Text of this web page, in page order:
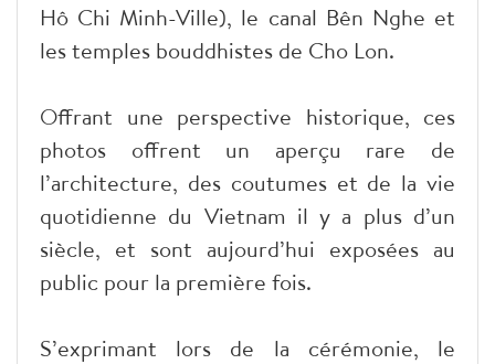
Hô Chi Minh-Ville), le canal Bên Nghe et
les temples bouddhistes de Cho Lon.
Offrant une perspective historique, ces
photos offrent un aperçu rare de
l’architecture, des coutumes et de la vie
quotidienne du Vietnam il y a plus d’un
siècle, et sont aujourd’hui exposées au
public pour la première fois.
S’exprimant lors de la cérémonie, le